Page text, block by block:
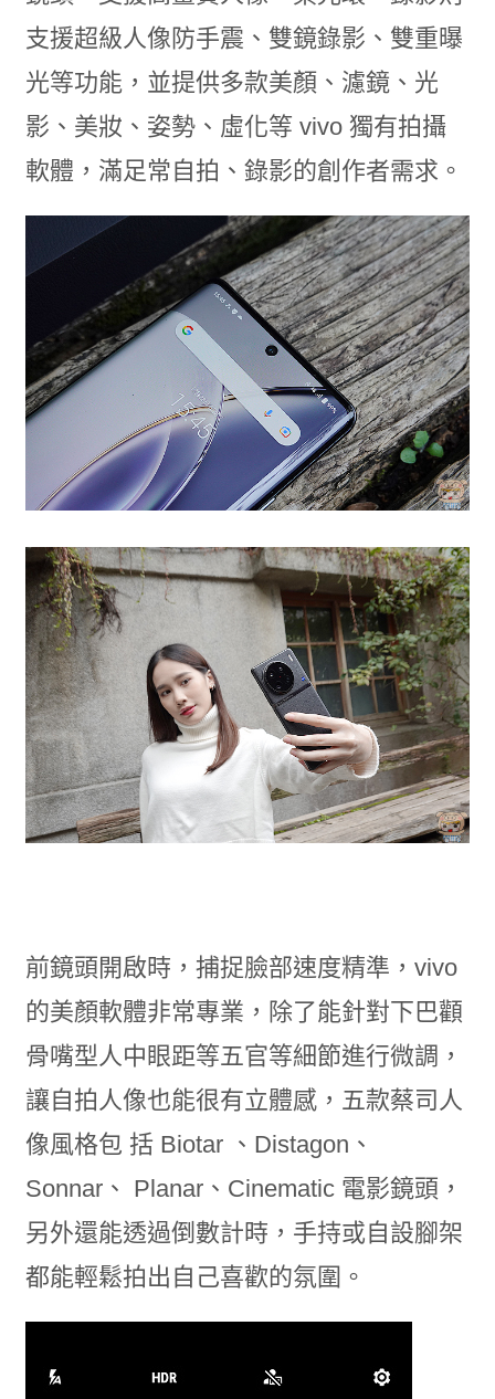
支援超級人像防手震、雙鏡錄影、雙重曝
光等功能，並提供多款美顏、濾鏡、光
影、美妝、姿勢、虛化等 vivo 獨有拍攝
軟體，滿足常自拍、錄影的創作者需求。
前鏡頭開啟時，捕捉臉部速度精準，vivo
的美顏軟體非常專業，除了能針對下巴顴
骨嘴型人中眼距等五官等細節進行微調，
讓自拍人像也能很有立體感，五款蔡司人
像風格包 括 Biotar 、Distagon、
Sonnar、 Planar、Cinematic 電影鏡頭，
另外還能透過倒數計時，手持或自設腳架
都能輕鬆拍出自己喜歡的氛圍。